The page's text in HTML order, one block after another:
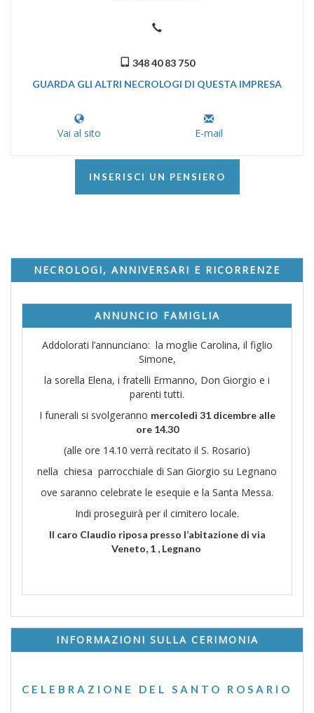
348 40 83 750
GUARDA GLI ALTRI NECROLOGI DI QUESTA IMPRESA
Vai al sito E-mail
INSERISCI UN PENSIERO
NECROLOGI, ANNIVERSARI E RICORRENZE
ANNUNCIO FAMIGLIA
Addolorati l’annunciano: la moglie Carolina, il figlio
Simone,
la sorella Elena, i fratelli Ermanno, Don Giorgio e i
parenti tutti.
I funerali si svolgeranno mercoledì 31 dicembre alle
ore 14.30
(alle ore 14.10 verrà recitato il S. Rosario)
nella chiesa parrocchiale di San Giorgio su Legnano
ove saranno celebrate le esequie e la Santa Messa.
Indi proseguirà per il cimitero locale.
Il caro Claudio riposa presso l’abitazione di via
Veneto, 1 , Legnano
INFORMAZIONI SULLA CERIMONIA
CELEBRAZIONE DEL SANTO ROSARIO